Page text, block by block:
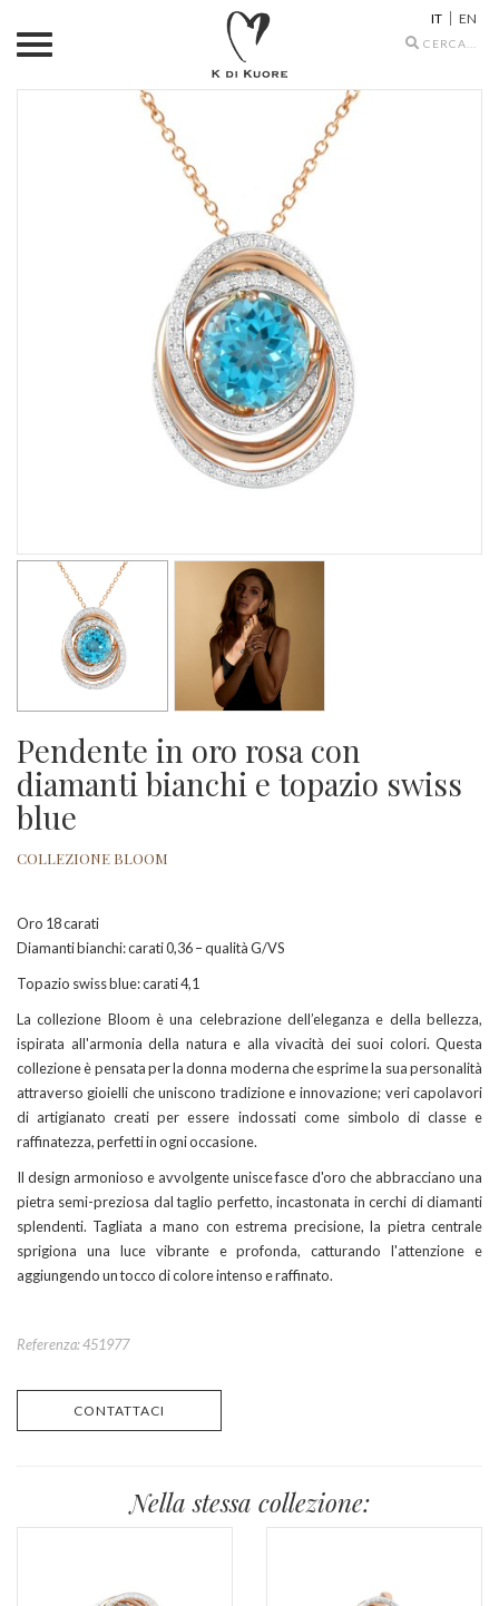
Search
IT EN
Pendente in oro rosa con
diamanti bianchi e topazio swiss
blue
COLLEZIONE BLOOM
Oro 18 carati
Diamanti bianchi: carati 0,36 – qualità G/VS
Topazio swiss blue: carati 4,1
La collezione Bloom è una celebrazione dell’eleganza e della bellezza,
ispirata all'armonia della natura e alla vivacità dei suoi colori. Questa
collezione è pensata per la donna moderna che esprime la sua personalità
attraverso gioielli che uniscono tradizione e innovazione; veri capolavori
di artigianato creati per essere indossati come simbolo di classe e
raffinatezza, perfetti in ogni occasione.
Il design armonioso e avvolgente unisce fasce d'oro che abbracciano una
pietra semi-preziosa dal taglio perfetto, incastonata in cerchi di diamanti
splendenti. Tagliata a mano con estrema precisione, la pietra centrale
sprigiona una luce vibrante e profonda, catturando l'attenzione e
aggiungendo un tocco di colore intenso e raffinato.
Referenza: 451977
CONTATTACI
Nella stessa collezione: